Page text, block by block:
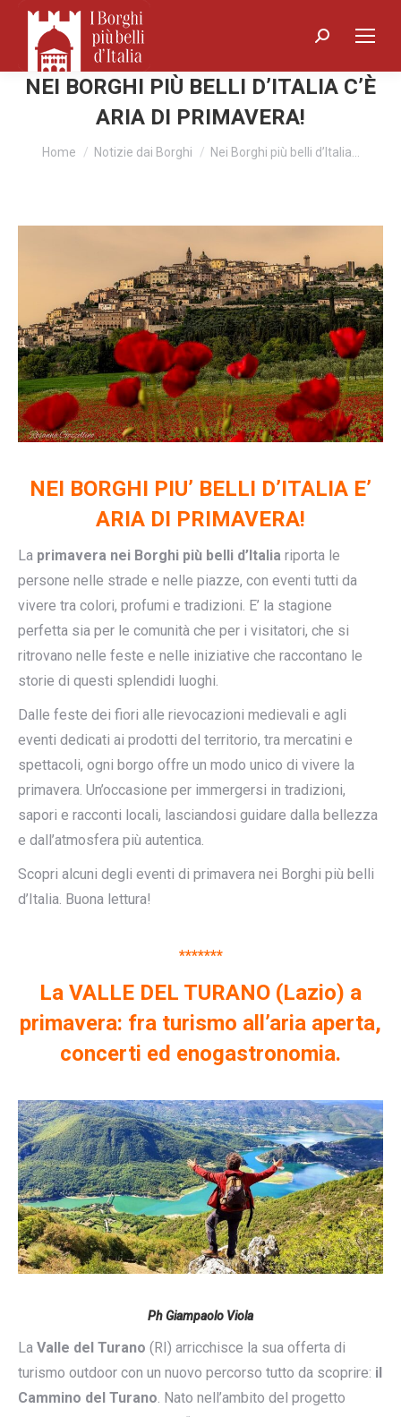
Search:
NEI BORGHI PIÙ BELLI D’ITALIA C’È
ARIA DI PRIMAVERA!
You are here:
Home Notizie dai Borghi Nei Borghi più belli d’Italia…
NEI BORGHI PIU’ BELLI D’ITALIA E’
ARIA DI PRIMAVERA!
La primavera nei Borghi più belli d’Italia riporta le
persone nelle strade e nelle piazze, con eventi tutti da
vivere tra colori, profumi e tradizioni. E’ la stagione
perfetta sia per le comunità che per i visitatori, che si
ritrovano nelle feste e nelle iniziative che raccontano le
storie di questi splendidi luoghi.
Dalle feste dei fiori alle rievocazioni medievali e agli
eventi dedicati ai prodotti del territorio, tra mercatini e
spettacoli, ogni borgo offre un modo unico di vivere la
primavera. Un’occasione per immergersi in tradizioni,
sapori e racconti locali, lasciandosi guidare dalla bellezza
e dall’atmosfera più autentica.
Scopri alcuni degli eventi di primavera nei Borghi più belli
d’Italia. Buona lettura!
*******
La VALLE DEL TURANO (Lazio) a
primavera: fra turismo all’aria aperta,
concerti ed enogastronomia.
Ph Giampaolo Viola
La Valle del Turano (RI) arricchisce la sua offerta di
turismo outdoor con un nuovo percorso tutto da scoprire: il
Cammino del Turano . Nato nell’ambito del progetto